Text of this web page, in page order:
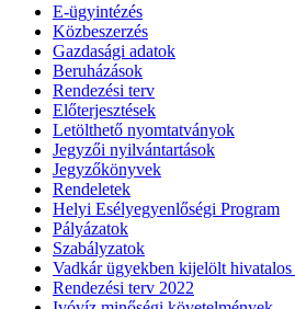
E-ügyintézés
Közbeszerzés
Gazdasági adatok
Beruházások
Rendezési terv
Előterjesztések
Letölthető nyomtatványok
Jegyzői nyilvántartások
Jegyzőkönyvek
Rendeletek
Helyi Esélyegyenlőségi Program
Pályázatok
Szabályzatok
Vadkár ügyekben kijelölt hivatalos
Rendezési terv 2022